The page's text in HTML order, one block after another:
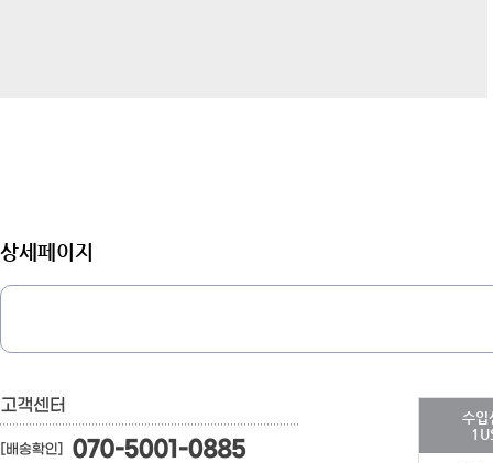
상세페이지
수입